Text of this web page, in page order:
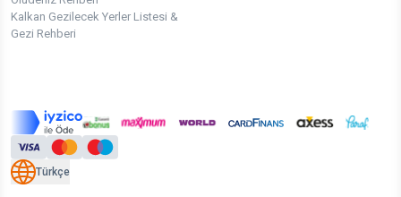
Kalkan Gezilecek Yerler Listesi &
Gezi Rehberi
Türkçe